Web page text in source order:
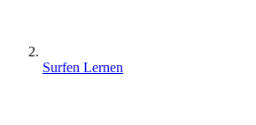
Surfen Lernen